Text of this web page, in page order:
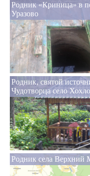
Родник «Криница» в
Уразово
Родник, святой
Чудотворца село
Родник села Верхний